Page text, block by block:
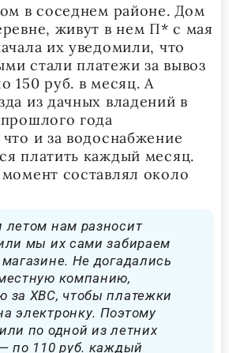
в соседнем районе. Дом
живут в нем П* с мая
их уведомили, что
стали платежи за вывоз
150 руб. в месяц. А
из дачных владений в
года
и за водоснабжение
платить каждый месяц.
составлял около
летом нам разносит
мы их сами забираем
Не догадались
компанию,
за ХВС, чтобы платежки
электронку. Поэтому
по одной из летних
по 110 руб. каждый